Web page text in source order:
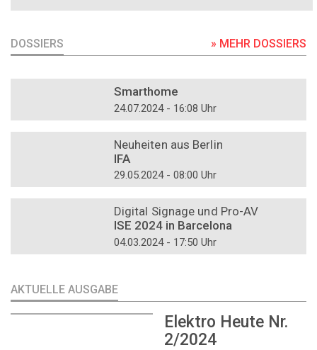
DOSSIERS » MEHR DOSSIERS
Smarthome
24.07.2024 - 16:08 Uhr
Neuheiten aus Berlin
IFA
29.05.2024 - 08:00 Uhr
Digital Signage und Pro-AV
ISE 2024 in Barcelona
04.03.2024 - 17:50 Uhr
AKTUELLE AUSGABE
Elektro Heute Nr.
2/2024